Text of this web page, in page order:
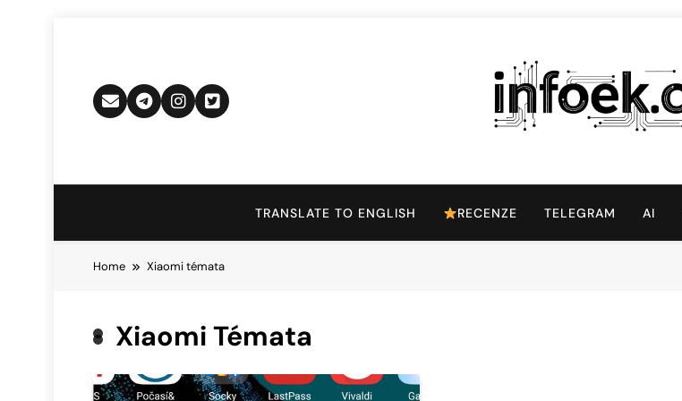
Infoek.cz
TRANSLATE TO ENGLISH RECENZE TELEGRAM AI
Home Xiaomi témata
Xiaomi Témata